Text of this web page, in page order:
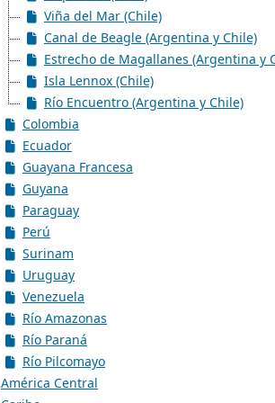
Viña del Mar (Chile)
Canal de Beagle (Argentina y Chile)
Estrecho de Magallanes (Argentina y
Isla Lennox (Chile)
Río Encuentro (Argentina y Chile)
Colombia
Ecuador
Guayana Francesa
Guyana
Paraguay
Perú
Surinam
Uruguay
Venezuela
Río Amazonas
Río Paraná
Río Pilcomayo
América Central